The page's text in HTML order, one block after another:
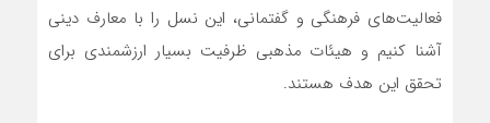
فعالیت‌های فرهنگی و گفتمانی، این نسل را با معارف دینی
آشنا کنیم و هیئات مذهبی ظرفیت بسیار ارزشمندی برای
تحقق این هدف هستند.